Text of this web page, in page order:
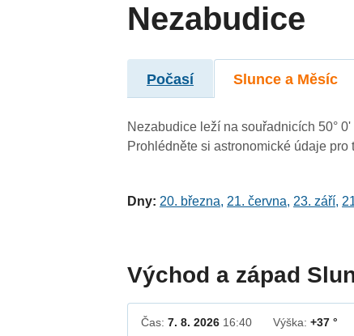
Nezabudice
Počasí Slunce a Měsíc
Nezabudice leží na souřadnicích 50°
Prohlédněte si astronomické údaje pro
Dny: 20. března, 21. června, 23. září,
Východ a západ
Čas:7. 8. 2026 16:40 Výška:+37 °